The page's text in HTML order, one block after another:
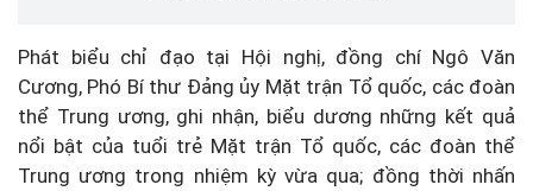
Phát biểu chỉ đạo tại Hội nghị, đồng chí Ngô Văn
Cương, Phó Bí thư Đảng ủy Mặt trận Tổ quốc, các đoàn
thể Trung ương, ghi nhận, biểu dương những kết quả
nổi bật của tuổi trẻ Mặt trận Tổ quốc, các đoàn thể
Trung ương trong nhiệm kỳ vừa qua; đồng thời nhấn